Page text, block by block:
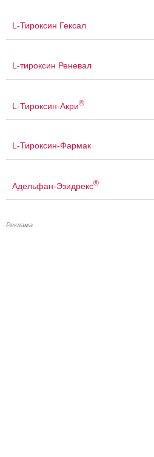
L-Тироксин Гексал
L-тироксин Реневал
L-Тироксин-Акри®
L-Тироксин-Фармак
Адельфан-Эзидрекс®
Реклама